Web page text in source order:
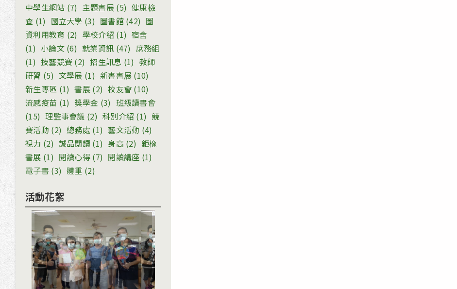
中學生網站 (7) 主題書展(5) 健康檢
查 (1) 國立大學 (3) 圖書館(42) 圖
資利用教育 (2) 學校介紹 (1) 宿舍
(1) 小論文(6) 就業資訊 (47) 庶務組
(1) 技藝競賽 (2) 招生訊息 (1) 教師
研習 (5) 文學展 (1) 新書書展 (10)
新生專區 (1) 書展 (2) 校友會 (10)
流感疫苗 (1) 獎學金 (3) 班級讀書會
(15) 理監事會議 (2) 科別介紹 (1) 競
賽活動 (2) 總務處 (1) 藝文活動 (4)
視力 (2) 誠品閱讀 (1) 身高 (2) 鉅橡
書展 (1) 閱讀心得 (7) 閱讀講座 (1)
電子書 (3) 體重 (2)
活動花絮